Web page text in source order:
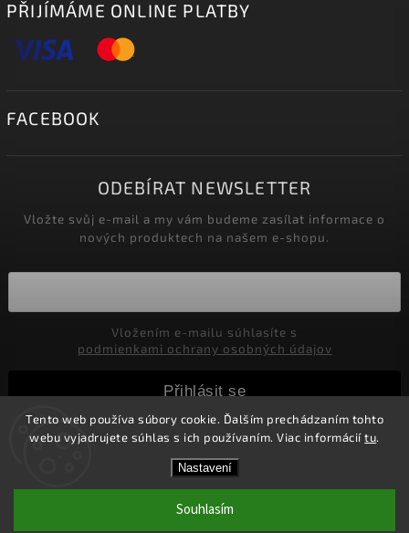
Tento web používa súbory cookie. Ďalším prechádzaním tohto
webu vyjadrujete súhlas s ich používaním. Viac informáciítu.
Nastavení
Souhlasím
PŘIJÍMÁME ONLINE PLATBY
FACEBOOK
ODEBÍRAT NEWSLETTER
Vložte svůj e-mail a my vám budeme zasílat informace o
nových produktech na našem e-shopu.
podmienkami ochrany osobných údajov
Přihlásit se
Marco Moralli. Všechna práva vyhrazena.
Upravit nastavení cookies
Shoptet| Design